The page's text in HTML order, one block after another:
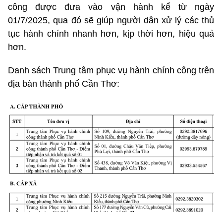
công được đưa vào vận hành kể từ ngày
01/7/2025, qua đó sẽ giúp người dân xử lý các thủ
tục hành chính nhanh hơn, kịp thời hơn, hiệu quả
hơn.
Danh sách Trung tâm phục vụ hành chính công trên
địa bàn thành phố Cần Thơ: